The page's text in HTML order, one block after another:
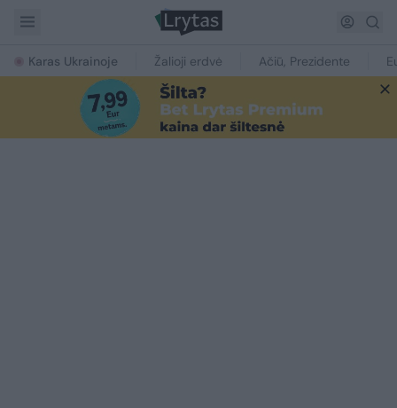
Karas Ukrainoje Žalioji erdvė Ačiū, Prezidente